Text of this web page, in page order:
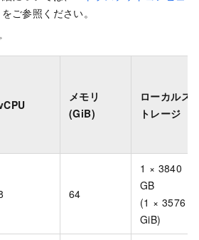
をご参照ください。
メモリ
(GiB)
ローカルス
トレージ
64
1 × 3840
GB
(1 × 3576
GiB)